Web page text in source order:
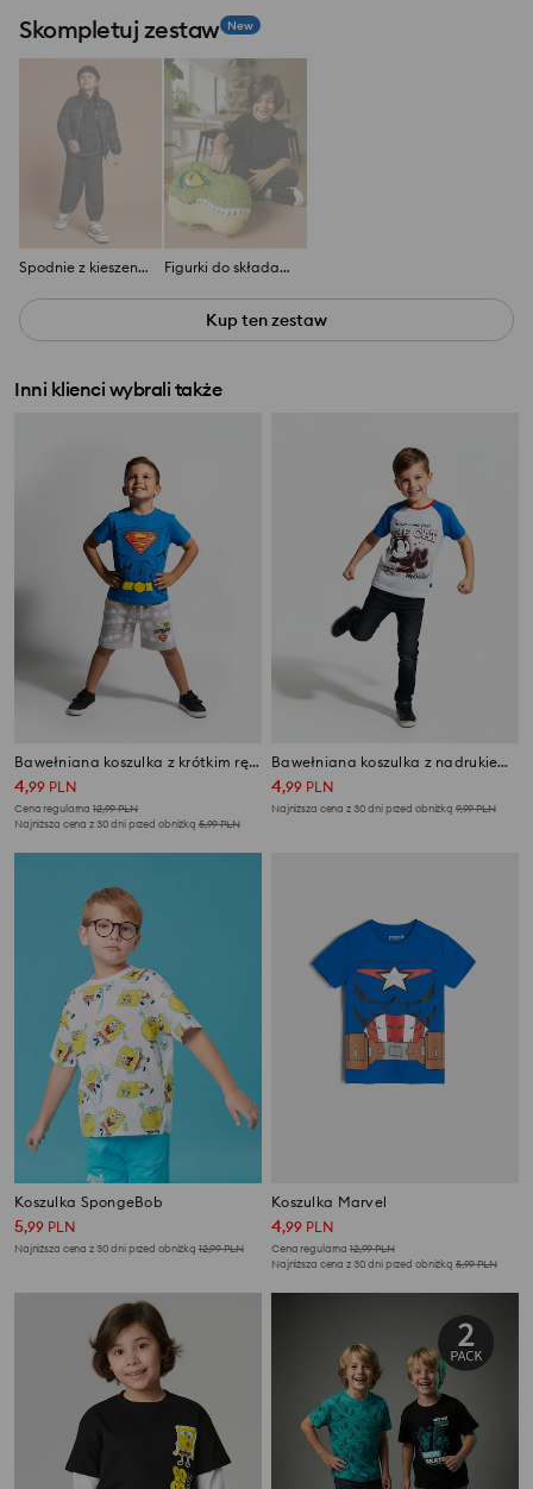
Skompletuj zestaw New
Spodnie z kieszeniami cargo Figurki do składania dinozaury 3 pack
Kup ten zestaw
Inni klienci wybrali także
Bawełniana koszulka z krótkim rękawem Superman
4,99 PLN
Cena regularna 12,99PLN
Najniższa cena z 30 dni przed obniżką 5,99PLN
Bawełniana koszulka z nadrukiem Felix the Cat
4,99 PLN
Najniższa cena z 30 dni przed obniżką 9,99PLN
Koszulka SpongeBob
5,99 PLN
Najniższa cena z 30 dni przed obniżką 12,99PLN
Koszulka Marvel
4,99 PLN
Cena regularna 12,99PLN
Najniższa cena z 30 dni przed obniżką 5,99PLN